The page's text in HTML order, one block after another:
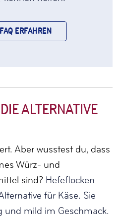
ERFAHREN
ALTERNATIVE
Aber wusstest du, dass
Würz- und
sind? Hefeflocken
für Käse. Sie
und mild im Geschmack.